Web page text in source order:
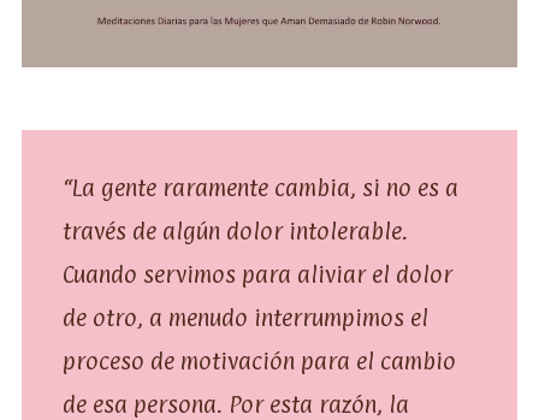
“La gente raramente cambia, si no es a
través de algún dolor intolerable.
Cuando servimos para aliviar el dolor
de otro, a menudo interrumpimos el
proceso de motivación para el cambio
de esa persona. Por esta razón, la